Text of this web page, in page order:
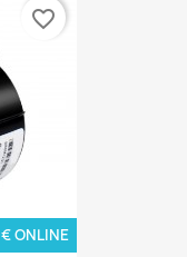
€ ONLINE
favorite_border